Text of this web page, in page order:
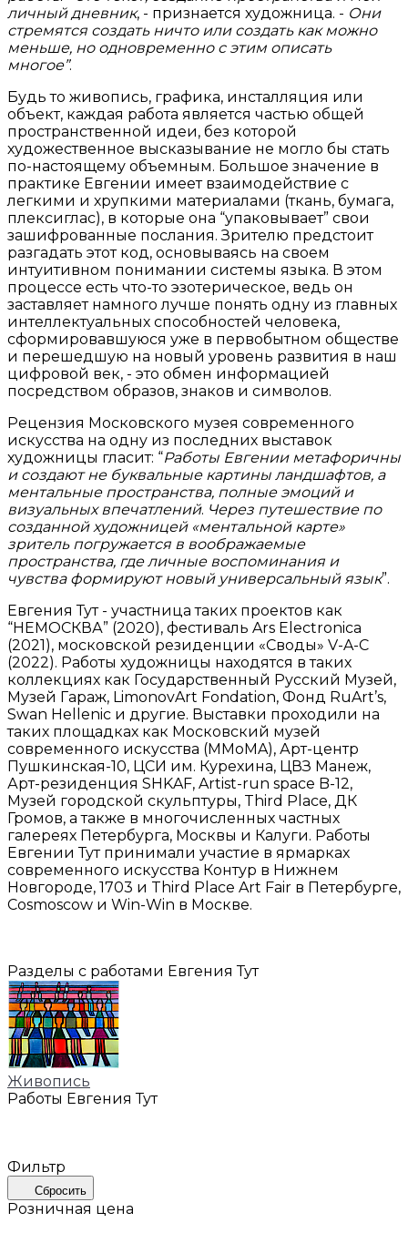
личный дневник, - признается художница. - Они
стремятся создать ничто или создать как можно
меньше, но одновременно с этим описать
многое”.
Будь то живопись, графика, инсталляция или
объект, каждая работа является частью общей
пространственной идеи, без которой
художественное высказывание не могло бы стать
по-настоящему объемным. Большое значение в
практике Евгении имеет взаимодействие с
легкими и хрупкими материалами (ткань, бумага,
плексиглас), в которые она “упаковывает” свои
зашифрованные послания. Зрителю предстоит
разгадать этот код, основываясь на своем
интуитивном понимании системы языка. В этом
процессе есть что-то эзотерическое, ведь он
заставляет намного лучше понять одну из главных
интеллектуальных способностей человека,
сформировавшуюся уже в первобытном обществе
и перешедшую на новый уровень развития в наш
цифровой век, - это обмен информацией
посредством образов, знаков и символов.
Рецензия Московского музея современного
искусства на одну из последних выставок
художницы гласит: “Работы Евгении метафоричны
и создают не буквальные картины ландшафтов, а
ментальные пространства, полные эмоций и
визуальных впечатлений. Через путешествие по
созданной художницей «ментальной карте»
зритель погружается в воображаемые
пространства, где личные воспоминания и
чувства формируют новый универсальный язык”.
Евгения Тут - участница таких проектов как
“НЕМОСКВА” (2020), фестиваль Ars Electronica
(2021), московской резиденции «Своды» V-A-C
(2022). Работы художницы находятся в таких
коллекциях как Государственный Русский Музей,
Музей Гараж, LimonovArt Fondation, Фонд RuArt’s,
Swan Hellenic и другие. Выставки проходили на
таких площадках как Московский музей
современного искусства (MMoMA), Арт-центр
Пушкинская-10, ЦСИ им. Курехина, ЦВЗ Манеж,
Арт-резиденция SHKAF, Artist-run space B-12,
Музей городской скульптуры, Third Place, ДК
Громов, а также в многочисленных частных
галереях Петербурга, Москвы и Калуги. Работы
Евгении Тут принимали участие в ярмарках
современного искусства Контур в Нижнем
Новгороде, 1703 и Third Place Art Fair в Петербурге,
Cosmoscow и Win-Win в Москве.
Разделы с работами Евгения Тут
Живопись
Работы Евгения Тут
Фильтр
Сбросить
Розничная цена